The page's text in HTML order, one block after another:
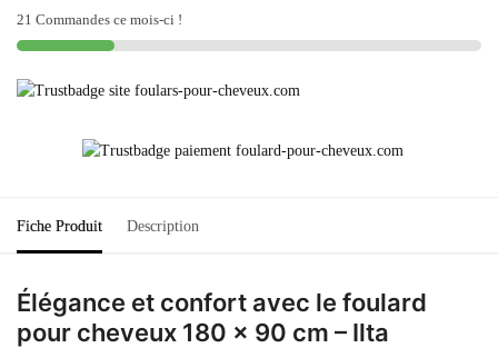
21 Commandes ce mois-ci !
Fiche Produit Description
Élégance et confort avec le foulard
pour cheveux 180 x 90 cm – Ilta